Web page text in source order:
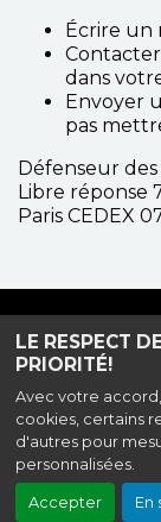
LE RESPECT
PRIORITÉ!
Avec votre
cookies, certains
d'autres pour
personnalisées.
Accepter En
Écrire un
dans
Envoyer
pas
Défenseur
Libre réponse
Paris CEDEX
104 Avenue